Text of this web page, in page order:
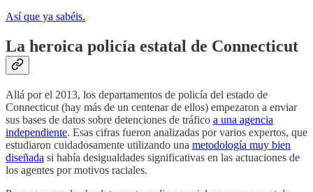
Así que ya sabéis.
La heroica policía estatal de Connecticut
Allá por el 2013, los departamentos de policía del estado de
Connecticut (hay más de un centenar de ellos) empezaron a enviar
sus bases de datos sobre detenciones de tráfico a una agencia
independiente. Esas cifras fueron analizadas por varios expertos, que
estudiaron cuidadosamente utilizando una metodología muy bien
diseñada si había desigualdades significativas en las actuaciones de
los agentes por motivos raciales.